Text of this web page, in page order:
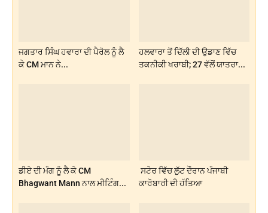
ਜਗਤਾਰ ਸਿੰਘ ਹਵਾਰਾ ਦੀ ਪੈਰੋਲ ਨੂੰ ਲੈ
ਕੇ CM ਮਾਨ ਨੇ...
ਹਲਵਾਰਾ ਤੋਂ ਦਿੱਲੀ ਦੀ ਉਡਾਣ ਵਿੱਚ
ਤਕਨੀਕੀ ਖਰਾਬੀ; 27 ਵੱਲੋਂ ਯਾਤਰਾ...
ਡੀਏ ਦੀ ਮੰਗ ਨੂੰ ਲੈ ਕੇ CM
Bhagwant Mann ਨਾਲ ਮੀਟਿੰਗ...
ਸਟੋਰ ਵਿੱਚ ਲੁੱਟ ਦੌਰਾਨ ਪੰਜਾਬੀ
ਕਾਰੋਬਾਰੀ ਦੀ ਹੱਤਿਆ